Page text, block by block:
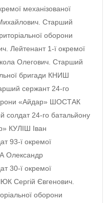
механізованої
Старший
оборони
Лейтенант 1-ї окремої
Олегович. Старший
бригади КНИШ
сержант 24-го
«Айдар» ШОСТАК
солдат 24-го батальйону
КУЛІШ Іван
93-ї окремої
Олександр
30-ї окремої
Сергій Євгенович.
оборони